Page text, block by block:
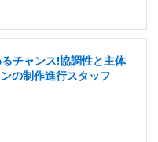
チャンス!協調性と主体
の制作進行スタッフ